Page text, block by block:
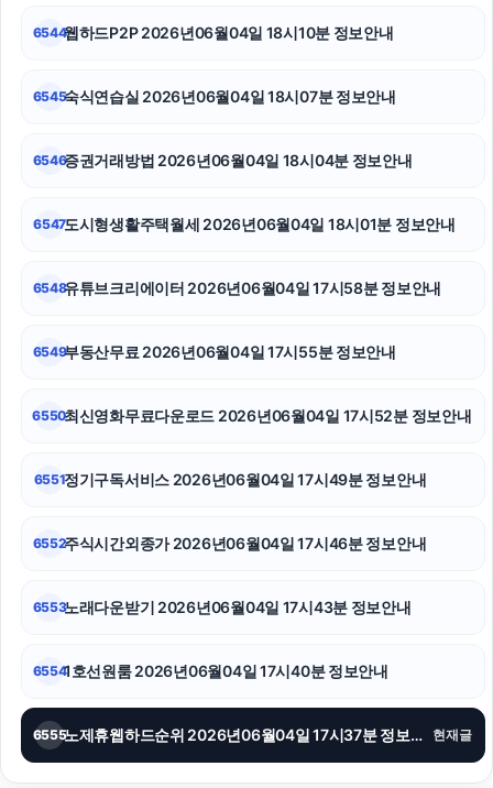
용인하수구막힘
부산휴대폰성지
6544웹하드P2P 2026년06월04일 18시10분 정보안내
6545숙식연습실 2026년06월04일 18시07분 정보안내
6546증권거래방법 2026년06월04일 18시04분 정보안내
6547도시형생활주택월세 2026년06월04일 18시01분 정보안내
6548유튜브크리에이터 2026년06월04일 17시58분 정보안내
6549부동산무료 2026년06월04일 17시55분 정보안내
6550최신영화무료다운로드 2026년06월04일 17시52분 정보안내
6551정기구독서비스 2026년06월04일 17시49분 정보안내
6552주식시간외종가 2026년06월04일 17시46분 정보안내
6553노래다운받기 2026년06월04일 17시43분 정보안내
65541호선원룸 2026년06월04일 17시40분 정보안내
6555 노제휴웹하드순위 2026년06월04일 17시37분 정보안내 현재글